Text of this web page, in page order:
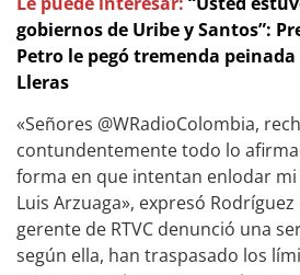
gobiernos de Uribe y Santos”:
Petro le pegó tremenda
Lleras
«Señores @WRadioColombia,
contundentemente todo lo
forma en que intentan enlodar mi
Luis Arzuaga», expresó
gerente de RTVC denunció una
según ella, han traspasado los